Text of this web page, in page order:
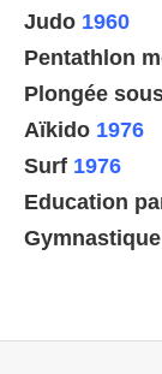
Judo 1960
Pentathlon
Plongée
Aïkido 1976
Surf 1976
Education